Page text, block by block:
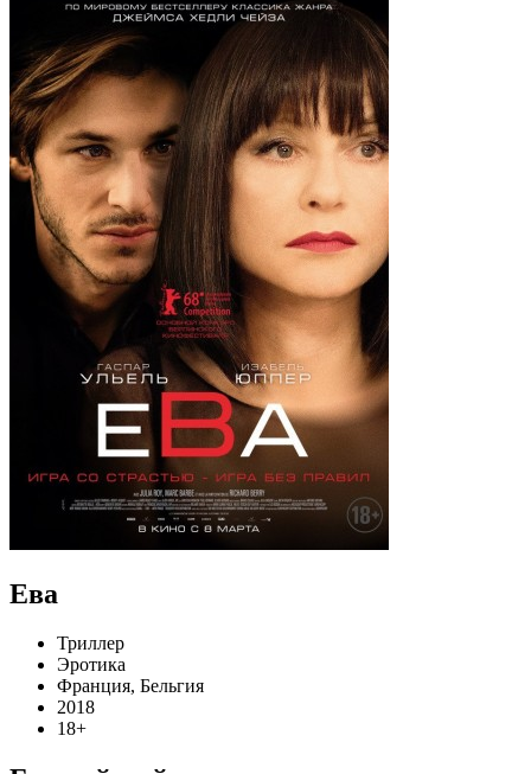
Ева
Триллер
Эротика
Франция, Бельгия
2018
18+